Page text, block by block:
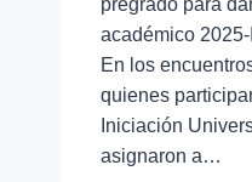
académico
En los
quienes
Iniciación
asignaron a…